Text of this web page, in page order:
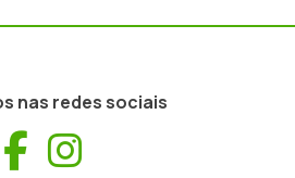
nas redes sociais
Facebook